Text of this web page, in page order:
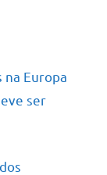
na Europa
ser